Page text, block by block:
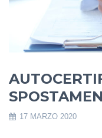
17 MARZO 2020